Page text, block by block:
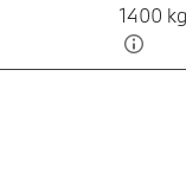
1400